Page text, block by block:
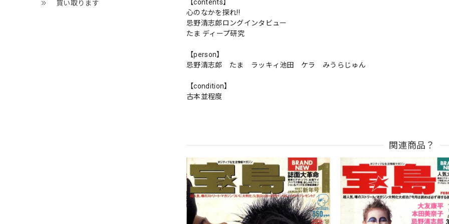
買い取ります
【contents】
心のなかを探れ!!
忌野清志郎ロングインタビュー
たま ディープ研究
【person】
忌野清志郎 たま ラッキィ池田 ケラ みうらじゅん
【condition】
古本並程度
関連商品？